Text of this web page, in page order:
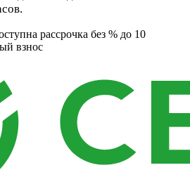
рассрочка без % до 10
взнос